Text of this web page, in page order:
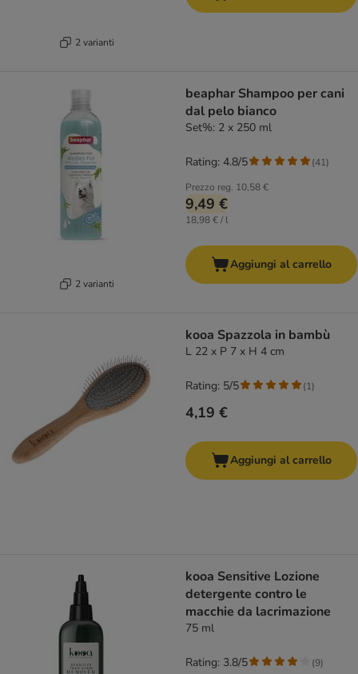
2 varianti
2 varianti
beaphar Shampoo per cani
dal pelo bianco
Set%: 2 x 250 ml
Prezzo reg. 10,58 €
9,49 €
18,98 € / l
Rating: 4.8/5 (41)
Aggiungi al carrello
kooa Spazzola in bambù
L 22 x P 7 x H 4 cm
4,19 €
Rating: 5/5 (1)
Aggiungi al carrello
kooa Sensitive Lozione
detergente contro le
macchie da lacrimazione
75 ml
Rating: 3.8/5 (9)